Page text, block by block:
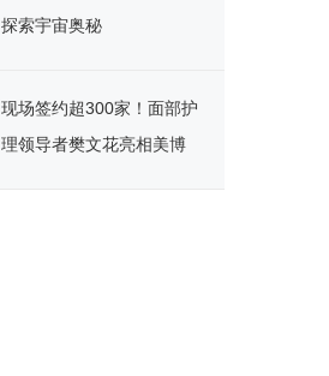
探索宇宙奥秘
现场签约超300家！面部护
理领导者樊文花亮相美博